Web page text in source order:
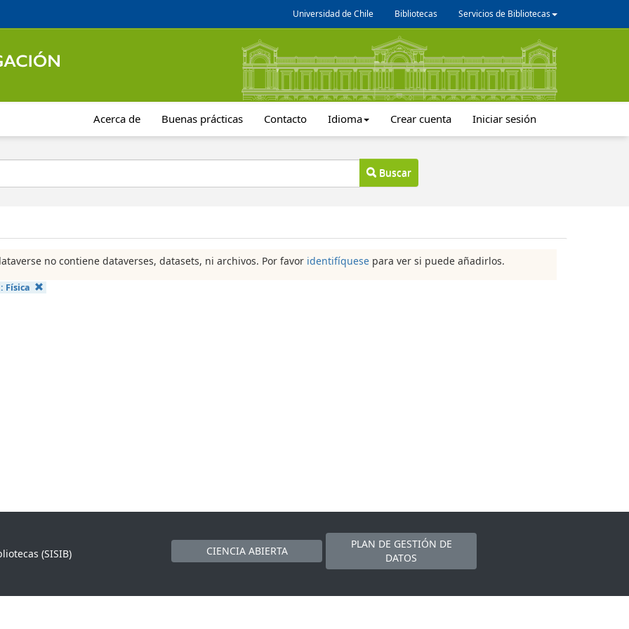
Universidad de Chile Bibliotecas Servicios de Bibliotecas
Acerca de Buenas prácticas Contacto Idioma Crear cuenta Iniciar sesión
Buscar
no contiene dataverses, datasets, ni archivos. Por favor identifíquese para ver si puede añadirlos.
Física
(SISIB)
CIENCIA ABIERTA
PLAN DE GESTIÓN DE
DATOS